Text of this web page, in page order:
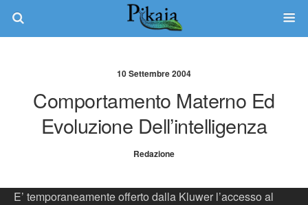
10 Settembre 2004
Comportamento Materno Ed
Evoluzione Dell’intelligenza
Redazione
E’ temporaneamente offerto dalla Kluwer l’accesso al